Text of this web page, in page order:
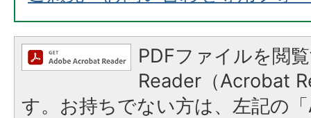
PDFファイルを閲
Reader（Acrobat
す。お持ちでない方は、左記の